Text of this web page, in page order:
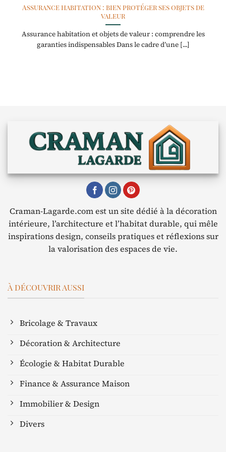
Assurance habitation : bien protéger ses objets de
valeur
Assurance habitation et objets de valeur : comprendre les
garanties indispensables Dans le cadre d’une [...]
Craman-Lagarde.com est un site dédié à la décoration
intérieure, l’architecture et l’habitat durable, qui mêle
inspirations design, conseils pratiques et réflexions sur
la valorisation des espaces de vie.
À DÉCOUVRIR AUSSI
Bricolage & Travaux
Décoration & Architecture
Écologie & Habitat Durable
Finance & Assurance Maison
Immobilier & Design
Divers